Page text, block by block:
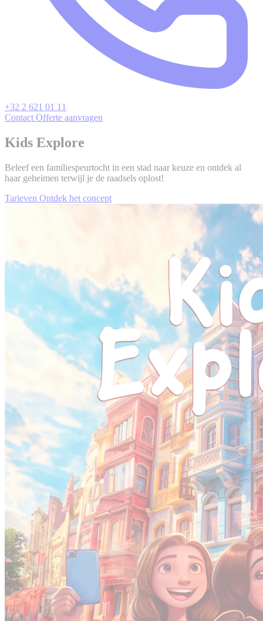
+32 2 621 01 11
Contact Offerte aanvragen
Kids Explore
Beleef een familiespeurtocht in een stad naar keuze en ontdek al
haar geheimen terwijl je de raadsels oplost!
Tarieven Ontdek het concept